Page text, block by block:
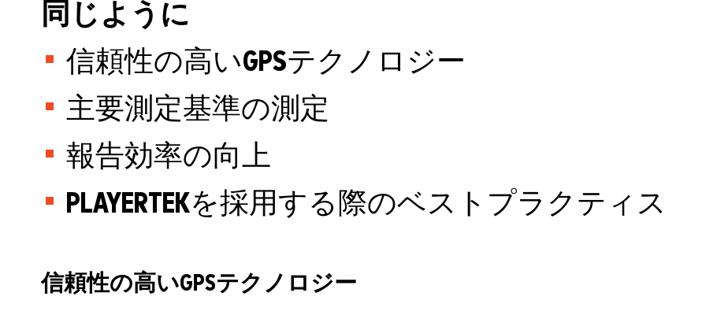
同じように
信頼性の高いGPSテクノロジー
主要測定基準の測定
報告効率の向上
PLAYERTEKを採用する際のベストプラクティス
信頼性の高いGPSテクノロジー